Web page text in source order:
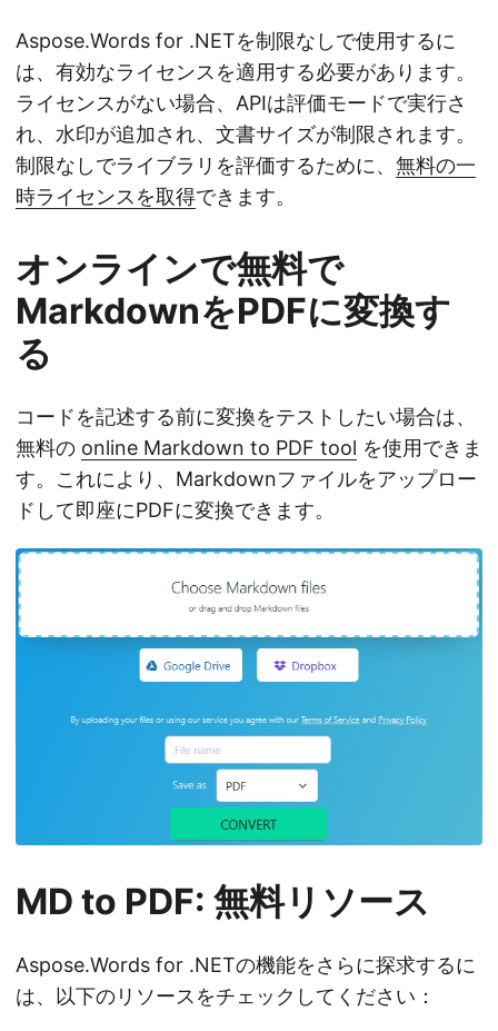
Aspose.Words for .NETを制限なしで使用するに
は、有効なライセンスを適用する必要があります。
ライセンスがない場合、APIは評価モードで実行さ
れ、水印が追加され、文書サイズが制限されます。
制限なしでライブラリを評価するために、 無料の一
時ライセンスを取得できます。
オンラインで無料で
MarkdownをPDFに変換す
る
コードを記述する前に変換をテストしたい場合は、
無料の online Markdown to PDF tool を使用できま
す。これにより、Markdownファイルをアップロー
ドして即座にPDFに変換できます。
MD to PDF: 無料リソース
Aspose.Words for .NETの機能をさらに探求するに
は、以下のリソースをチェックしてください：